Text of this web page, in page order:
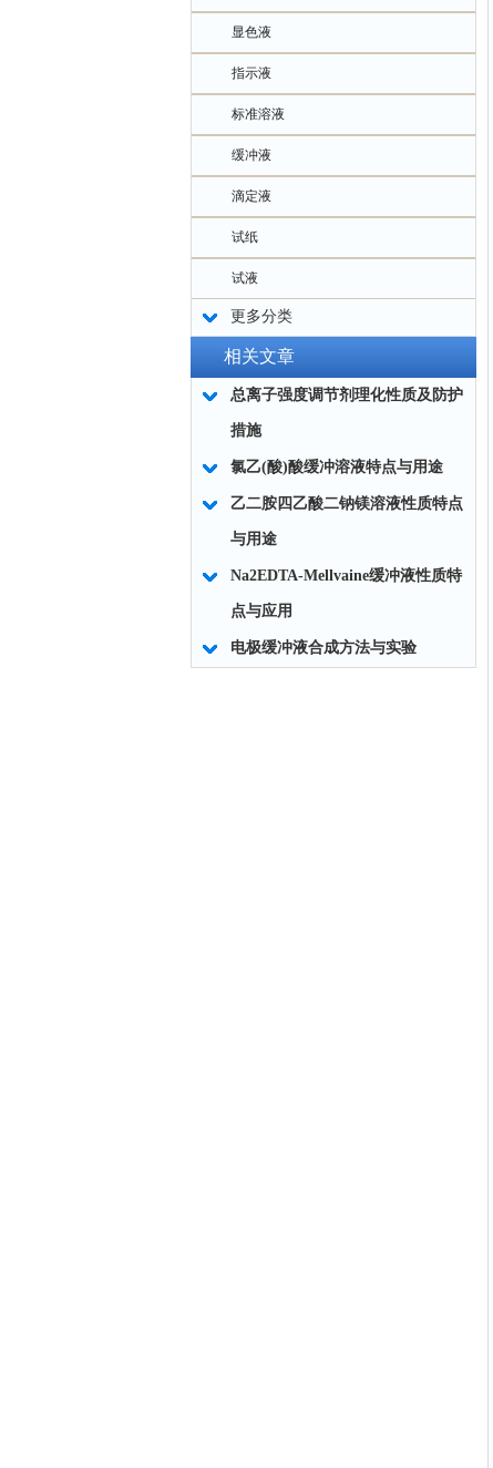
显色液
指示液
标准溶液
缓冲液
滴定液
试纸
试液
更多分类
相关文章
总离子强度调节剂理化性质及防护
措施
氯乙(酸)酸缓冲溶液特点与用途
乙二胺四乙酸二钠镁溶液性质特点
与用途
Na2EDTA-Mellvaine缓冲液性质特
点与应用
电极缓冲液合成方法与实验